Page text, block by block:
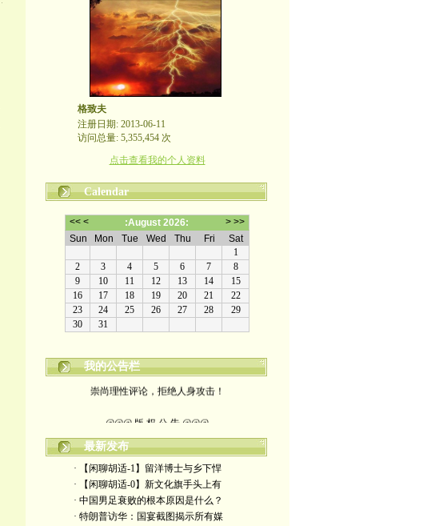
格致夫
注册日期: 2013-06-11
访问总量: 5,355,454 次
点击查看我的个人资料
Calendar
我的公告栏
本博客所发布文章，
除特别注明者外，均为原创。
转载或制作视频，
最新发布
· 【闲聊胡适-1】留洋博士与乡下悍
· 【闲聊胡适-0】新文化旗手头上有
· 中国男足衰败的根本原因是什么？
· 特朗普访华：国宴截图揭示所有媒